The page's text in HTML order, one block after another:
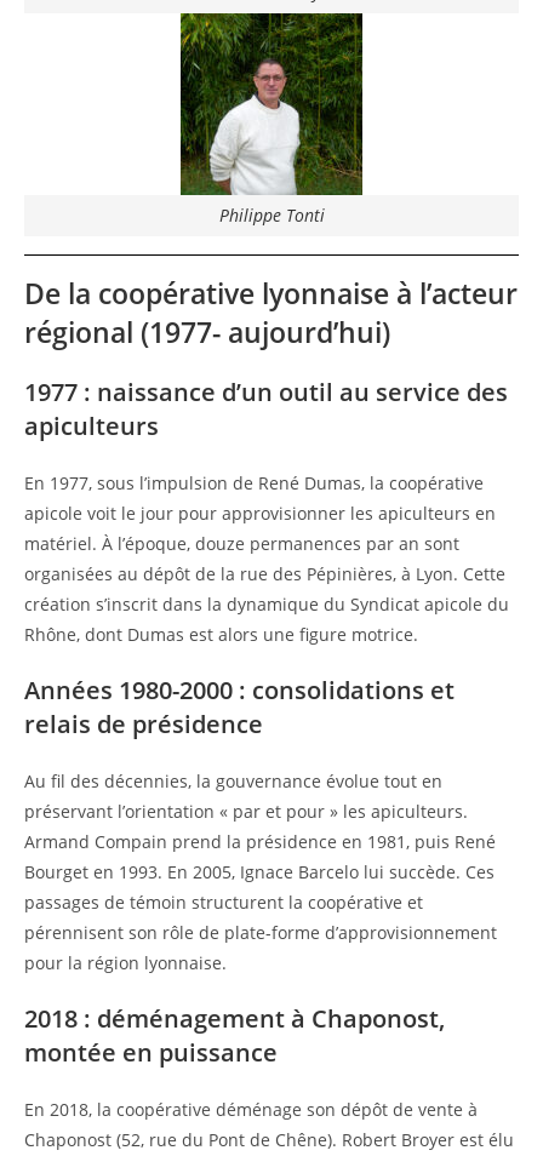
Philippe Tonti
De la coopérative lyonnaise à l’acteur
régional (1977- aujourd’hui)
1977 : naissance d’un outil au service des
apiculteurs
En 1977, sous l’impulsion de René Dumas, la coopérative
apicole voit le jour pour approvisionner les apiculteurs en
matériel. À l’époque, douze permanences par an sont
organisées au dépôt de la rue des Pépinières, à Lyon. Cette
création s’inscrit dans la dynamique du Syndicat apicole du
Rhône, dont Dumas est alors une figure motrice.
Années 1980-2000 : consolidations et
relais de présidence
Au fil des décennies, la gouvernance évolue tout en
préservant l’orientation « par et pour » les apiculteurs.
Armand Compain prend la présidence en 1981, puis René
Bourget en 1993. En 2005, Ignace Barcelo lui succède. Ces
passages de témoin structurent la coopérative et
pérennisent son rôle de plate-forme d’approvisionnement
pour la région lyonnaise.
2018 : déménagement à Chaponost,
montée en puissance
En 2018, la coopérative déménage son dépôt de vente à
Chaponost (52, rue du Pont de Chêne). Robert Broyer est élu